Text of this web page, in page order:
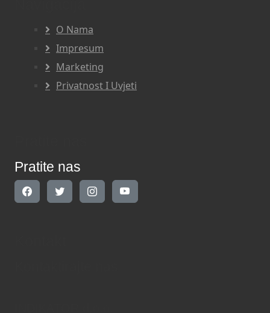
O Nama
Impresum
Marketing
Privatnost I Uvjeti
Pratite nas